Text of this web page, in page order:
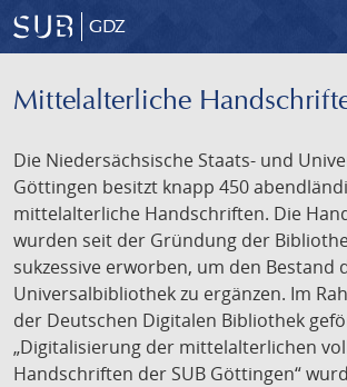
GDZ
Mittelalterliche
Die Niedersächsische Staats- und
Göttingen besitzt knapp 450
mittelalterliche Handschriften. Die
wurden seit der Gründung der
sukzessive erworben, um den Bestand
Universalbibliothek zu ergänzen. Im
der Deutschen Digitalen Bibliothek
„Digitalisierung der mittelalterlichen
Handschriften der SUB Göttingen“